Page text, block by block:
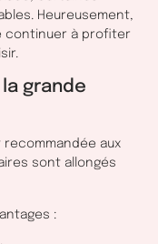
Heureusement,
continuer à profiter
grande
aux
sont allongés
: